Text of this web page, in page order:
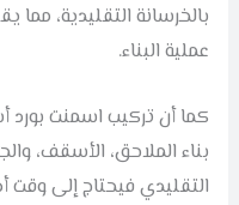
بالخرسانة التقليدية،
عملية البناء.
كما أن تركيب اسمنت
بناء الملاحق، الأسقف،
التقليدي فيحتاج إلى